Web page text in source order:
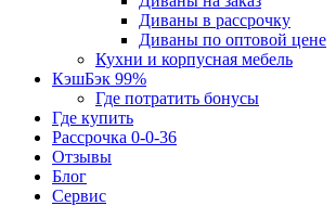
Диваны в рассрочку
Диваны по оптовой цене
Кухни и корпусная мебель
КэшБэк 99%
Где потратить бонусы
Где купить
Рассрочка 0-0-36
Отзывы
Блог
Сервис